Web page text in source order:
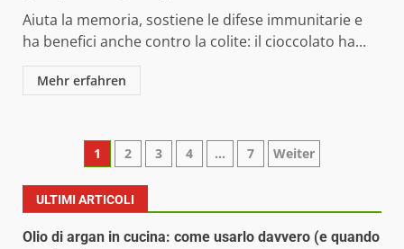
Aiuta la memoria, sostiene le difese immunitarie e
ha benefici anche contro la colite: il cioccolato ha...
Mehr erfahren
Paginazione
degli
articoli
1 2 3 4 … 7 Weiter
ULTIMI ARTICOLI
Olio di argan in cucina: come usarlo davvero (e quando